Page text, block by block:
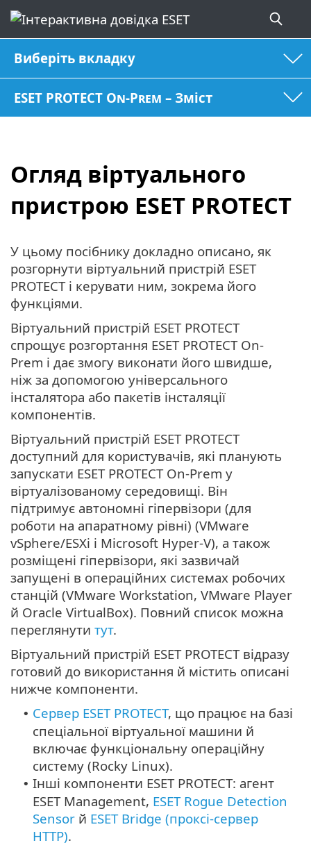
Виберіть вкладку
ESET PROTECT On-Prem – Зміст
Огляд віртуального
пристрою ESET PROTECT
У цьому посібнику докладно описано, як
розгорнути віртуальний пристрій ESET
PROTECT і керувати ним, зокрема його
функціями.
Віртуальний пристрій ESET PROTECT
спрощує розгортання ESET PROTECT On-
Prem і дає змогу виконати його швидше,
ніж за допомогою універсального
інсталятора або пакетів інсталяції
компонентів.
Віртуальний пристрій ESET PROTECT
доступний для користувачів, які планують
запускати ESET PROTECT On-Prem у
віртуалізованому середовищі. Він
підтримує автономні гіпервізори (для
роботи на апаратному рівні) (VMware
vSphere/ESXi і Microsoft Hyper-V), а також
розміщені гіпервізори, які зазвичай
запущені в операційних системах робочих
станцій (VMware Workstation, VMware Player
й Oracle VirtualBox). Повний список можна
переглянути тут.
Віртуальний пристрій ESET PROTECT відразу
готовий до використання й містить описані
нижче компоненти.
• Сервер ESET PROTECT, що працює на базі
спеціальної віртуальної машини й
включає функціональну операційну
систему (Rocky Linux).
• Інші компоненти ESET PROTECT: агент
ESET Management, ESET Rogue Detection
Sensor й ESET Bridge (проксі-сервер
HTTP).